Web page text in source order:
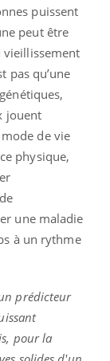
puissent
peut être
vieillissement
pas qu’une
jouent
de vie
physique,
une maladie
à un rythme
prédicteur
pour la